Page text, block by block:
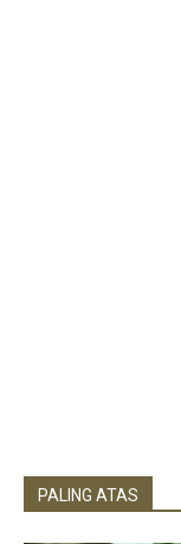
PALING ATAS